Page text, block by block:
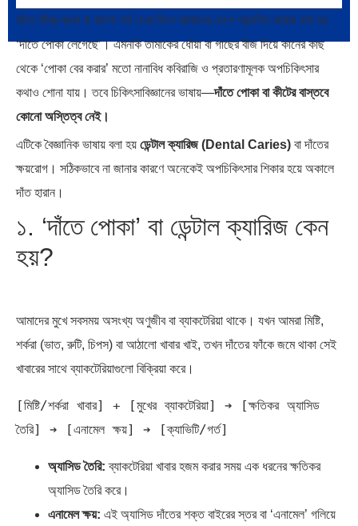
পৃথিবীতে বর্তমানে মোট দেশের সংখ্যা…
এশিয়ান সেঞ্চুরির দ্বৈরথ: চীন-ভারতের
পাকিস্তান, চীন ও বাংলাদেশ: তিন… আমেরিকা সারা দুনিয়ায় গণতন্ত্রের গান…
দাঁতে তীব্র ব্যথা বা কালো গর্ত দেখা দিলে আমাদের দেশে প্রচলিত ভাষায় বলা হয়
‘দাঁতে পোকা লেগেছে’। এমনকি তামাকের ধোঁয়া বা গাছের বীজ দিয়ে কানের কাছ
থেকে ‘পোকা বের করার’ মতো নানাবিধ কবিরাজি ও প্রতারণামূলক অপচিকিৎসার
কথাও শোনা যায়। তবে চিকিৎসাবিজ্ঞানের ভাষায়—দাঁতে পোকা বা কীটের বাস্তবে
কোনো অস্তিত্ব নেই।
এটিকে বৈজ্ঞানিক ভাষায় বলা হয় ডেন্টাল ক্যারিজ (Dental Caries) বা দাঁতের
ক্ষয়রোগ। সঠিকভাবে না জানার কারণে অনেকেই অপচিকিৎসার শিকার হয়ে অকালে
দাঁত হারান।
১. ‘দাঁতে পোকা’ বা ডেন্টাল ক্যারিজ কেন
হয়?
আমাদের মুখে সবসময় অসংখ্য অণুজীব বা ব্যাকটেরিয়া থাকে। যখন আমরা মিষ্টি,
শর্করা (ভাত, রুটি, চিপস) বা আঠালো খাবার খাই, তখন দাঁতের ফাঁকে জমে থাকা সেই
খাবারের সাথে ব্যাকটেরিয়াগুলো বিক্রিয়া করে।
[মিষ্টি/শর্করা খাবার] + [মুখের ব্যাকটেরিয়া] ➔ [ক্ষতিকর অ্যাসিড
অ্যাসিড তৈরি: ব্যাকটেরিয়া খাবার হজম করার সময় এক ধরনের ক্ষতিকর
অ্যাসিড তৈরি করে।
এনামেল ক্ষয়: এই অ্যাসিড দাঁতের শক্ত বাইরের স্তর বা ‘এনামেল’ গলিয়ে